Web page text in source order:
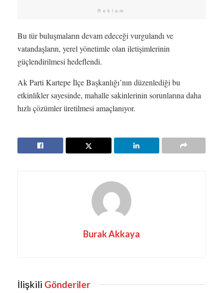
Reklam
Bu tür buluşmaların devam edeceği vurgulandı ve
vatandaşların, yerel yönetimle olan iletişimlerinin
güçlendirilmesi hedeflendi.
Ak Parti Kartepe İlçe Başkanlığı’nın düzenlediği bu
etkinlikler sayesinde, mahalle sakinlerinin sorunlarına daha
hızlı çözümler üretilmesi amaçlanıyor.
Burak Akkaya
İlişkili Gönderiler